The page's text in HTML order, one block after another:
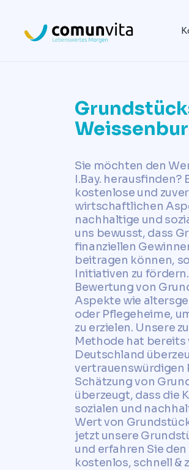
Sie möchten den
I.Bay.
kostenlose und
wirtschaftlichen
nachhaltige und
uns bewusst, dass
finanziellen
beitragen können,
Initiativen zu
Bewertung von
Aspekte wie
oder Pflegeheime,
zu erzielen. Unsere
Methode hat bereits
Deutschland
vertrauenswürdigen
Schätzung von
überzeugt, dass die
sozialen und
Wert von
jetzt unsere
und erfahren Sie
kostenlos, schnell &